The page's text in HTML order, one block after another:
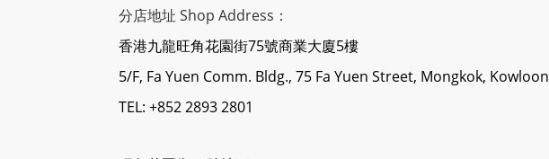
分店地址 Shop Address：
香港九龍旺角花園街75號商業大廈5樓
5/F, Fa Yuen Comm. Bldg., 75 Fa Yuen Street, Mongkok, Kowloon
TEL: +852 2893 2801